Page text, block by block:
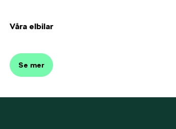
Våra elbilar
Se mer